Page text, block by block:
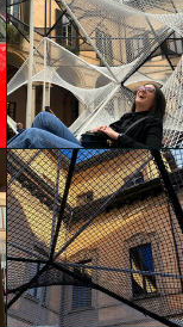
The Art of Dreams
Denise Sabrina
Timis